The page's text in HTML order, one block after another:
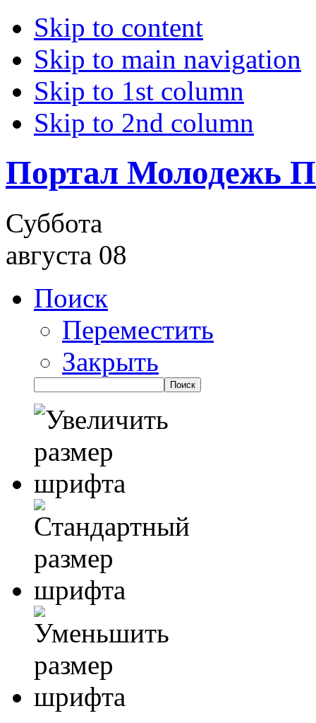
Skip to content
Skip to main navigation
Skip to 1st column
Skip to 2nd column
Портал Молодежь
Суббота
августа 08
Поиск
Переместить
Закрыть